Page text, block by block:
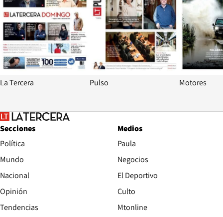
La Tercera Pulso Motores
Secciones
Política
Mundo
Nacional
Opinión
Tendencias
Medios
Paula
Negocios
El Deportivo
Culto
Mtonline